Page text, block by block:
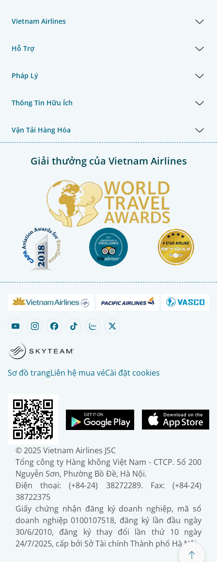
Vietnam Airlines
Hỗ Trợ
Pháp Lý
Thông Tin Hữu Ích
Vận Tải Hàng Hóa
Giải thưởng của Vietnam Airlines
Sơ đồ trangLiên hệ mua véCài đặt cookies
© 2025 Vietnam Airlines JSC
Tổng công ty Hàng không Việt Nam - CTCP. Số 200
Nguyễn Sơn, Phường Bồ Đề, Hà Nội.
Điện thoại: (+84-24) 38272289. Fax: (+84-24)
38722375
Giấy chứng nhận đăng ký doanh nghiệp, mã số
doanh nghiệp 0100107518, đăng ký lần đầu ngày
30/6/2010, đăng ký thay đổi lần thứ 10 ngày
24/7/2025, cấp bởi Sở Tài chính Thành phố Hà Nội.